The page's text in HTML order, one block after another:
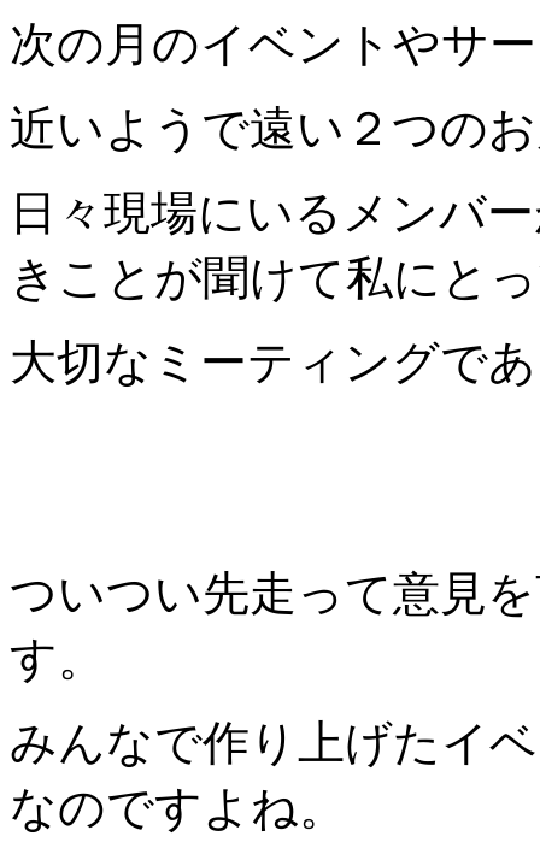
次の月のイベントやサ
近いようで遠い２つの
日々現場にいるメンバ
きことが聞けて私にと
大切なミーティングで
ついつい先走って意見
す。
みんなで作り上げたイ
なのですよね。